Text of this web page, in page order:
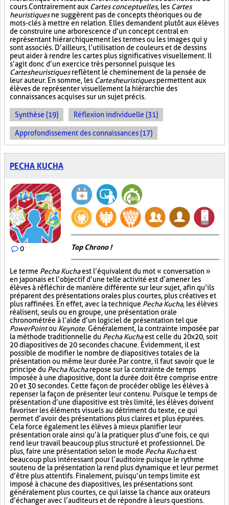
cours. Contrairement aux Cartes conceptuelles, les Cartes
heuristiquesne suggèrent pas de concepts théoriques ou de
mots-clés à mettre en relation. Elles demandent plutôt aux élèves
de construire une arborescence d’un concept central en
représentant hiérarchiquement les termes ou les images qui y
sont associés. D’ailleurs, l’utilisation de couleurs et de dessins
peut aider à rendre les cartes plus significatives visuellement. Il
s’agit donc d’un exercice très personnel puisque les
Cartes heuristiquesreflètent le cheminement de la pensée de
leur auteur. En somme, les Cartes heuristiquespermettent aux
élèves de représenter visuellement la hiérarchie des
connaissances acquises sur un sujet précis.
Synthèse (19) Réflexion individuelle (31)
Approfondissement des connaissances (17)
PECHA KUCHA
0 Top Chrono !
Le terme Pecha Kuchaest l’équivalent du mot « conversation »
en japonais et l’objectif d’une telle activité est d’amener les
élèves à réfléchir de manière différente sur leur sujet, afin qu’ils
préparent des présentations orales plus courtes, plus créatives et
plus raffinées. En effet, avec la technique Pecha Kucha, les élèves
réalisent, seuls ou en groupe, une présentation orale
chronométrée à l’aide d’un logiciel de présentation tel que
PowerPointou Keynote. Généralement, la contrainte imposée par
la méthode traditionnelle du Pecha Kuchaest celle du 20x20, soit
20 diapositives de 20 secondes chacune. Évidemment, il est
possible de modifier le nombre de diapositives totales de la
présentation ou même leur durée. Par contre, il faut savoir que le
principe du Pecha Kucharepose sur la contrainte de temps
imposée à une diapositive, dont la durée doit être comprise entre
20 et 30 secondes. Cette façon de procéder oblige les élèves à
repenser la façon de présenter leur contenu. Puisque le temps de
présentation d’une diapositive est très limité, les élèves doivent
favoriser les éléments visuels au détriment du texte, ce qui
permet d’avoir des présentations plus claires et plus épurées.
Cela force également les élèves à mieux planifier leur
présentation orale ainsi qu’à la pratiquer plus d’une fois, ce qui
rend leur travail beaucoup plus structuré et professionnel. De
plus, faire une présentation selon le mode Pecha Kuchaest
beaucoup plus intéressant pour l’auditoire puisque le rythme
soutenu de la présentation la rend plus dynamique et leur permet
d’être plus attentifs. Finalement, puisqu’un temps limite est
imposé à chacune des diapositives, les présentations sont
généralement plus courtes, ce qui laisse la chance aux orateurs
d’échanger avec l’auditeurs et de répondre à leurs questions.